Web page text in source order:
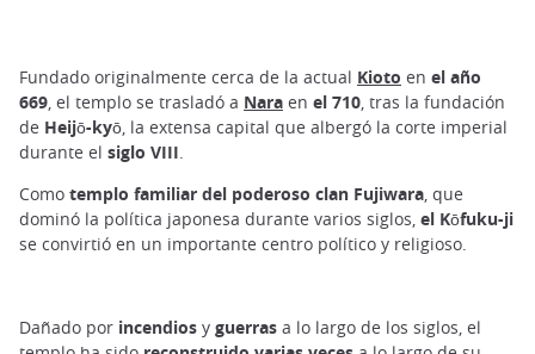
Fundado originalmente cerca de la actual Kioto en el año
669, el templo se trasladó a Nara en el 710, tras la fundación
de Heijō-kyō, la extensa capital que albergó la corte imperial
durante el siglo VIII.
Como templo familiar del poderoso clan Fujiwara, que
dominó la política japonesa durante varios siglos, el Kōfuku-ji
se convirtió en un importante centro político y religioso.
Dañado por incendios y guerras a lo largo de los siglos, el